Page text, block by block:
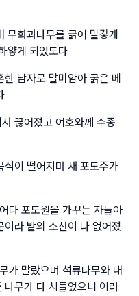
무화과나무를 긁어 말갛게
얗게 되었도다
남자로 말미암아 굵은 베
끊어졌고 여호와께 수종
식이 떨어지며 새 포도주가
다 포도원을 가꾸는 자들아
라 밭의 소산이 다 없어졌
가 말랐으며 석류나무와 대
무가 다 시들었으니 이러